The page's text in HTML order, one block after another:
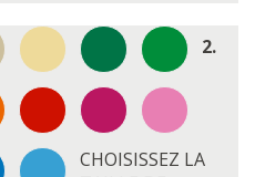
2.
CHOISISSEZ LA